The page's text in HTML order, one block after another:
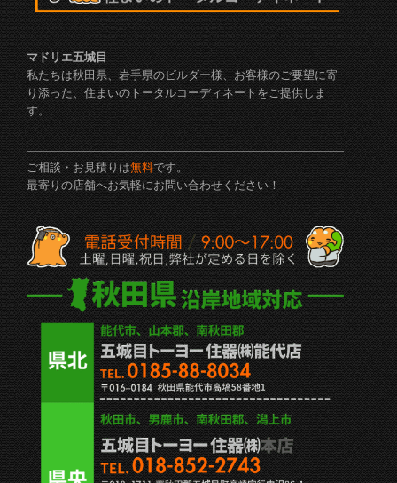
マドリエ五城目
私たちは秋田県、岩手県のビルダー様、お客様のご要望に寄
り添った、住まいのトータルコーディネートをご提供しま
す。
ご相談・お見積りは無料です。
最寄りの店舗へお気軽にお問い合わせください！